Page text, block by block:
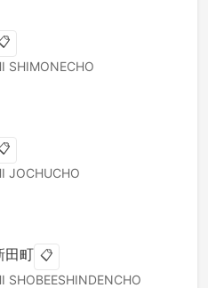
SHIMONECHO
JOCHUCHO
田町 📋
SHOBEESHINDENCHO